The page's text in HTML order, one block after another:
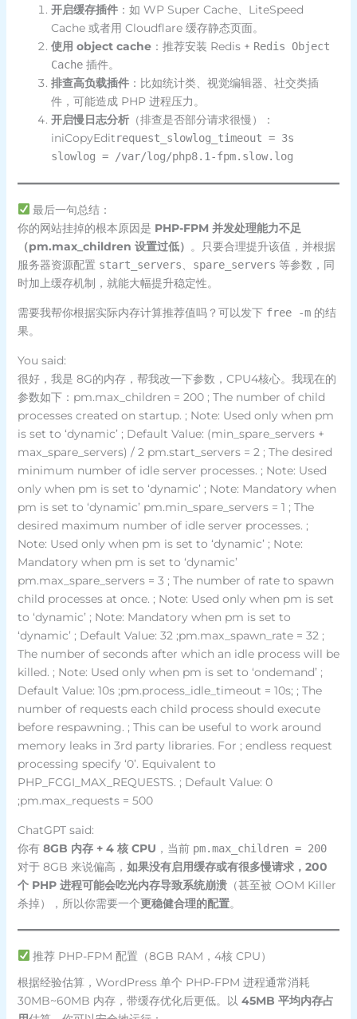
开启缓存插件：如 WP Super Cache、LiteSpeed
Cache 或者用 Cloudflare 缓存静态页面。
使用 object cache：推荐安装 Redis + Redis Object
Cache插件。
排查高负载插件：比如统计类、视觉编辑器、社交类插
件，可能造成 PHP 进程压力。
开启慢日志分析（排查是否部分请求很慢）：
iniCopyEditrequest_slowlog_timeout = 3s
slowlog = /var/log/php8.1-fpm.slow.log
最后一句总结：
你的网站挂掉的根本原因是 PHP-FPM 并发处理能力不足
（pm.max_children 设置过低） 。只要合理提升该值，并根据
服务器资源配置 start_servers、 spare_servers 等参数，同
时加上缓存机制，就能大幅提升稳定性。
需要我帮你根据实际内存计算推荐值吗？可以发下 free -m的结
果。
You said:
很好，我是 8G的内存，帮我改一下参数，CPU4核心。我现在的
参数如下：pm.max_children = 200 ; The number of child
processes created on startup. ; Note: Used only when pm
is set to ‘dynamic’ ; Default Value: (min_spare_servers +
max_spare_servers) / 2 pm.start_servers = 2 ; The desired
minimum number of idle server processes. ; Note: Used
only when pm is set to ‘dynamic’ ; Note: Mandatory when
pm is set to ‘dynamic’ pm.min_spare_servers = 1 ; The
desired maximum number of idle server processes. ;
Note: Used only when pm is set to ‘dynamic’ ; Note:
Mandatory when pm is set to ‘dynamic’
pm.max_spare_servers = 3 ; The number of rate to spawn
child processes at once. ; Note: Used only when pm is set
to ‘dynamic’ ; Note: Mandatory when pm is set to
‘dynamic’ ; Default Value: 32 ;pm.max_spawn_rate = 32 ;
The number of seconds after which an idle process will be
killed. ; Note: Used only when pm is set to ‘ondemand’ ;
Default Value: 10s ;pm.process_idle_timeout = 10s; ; The
number of requests each child process should execute
before respawning. ; This can be useful to work around
memory leaks in 3rd party libraries. For ; endless request
processing specify ‘0’. Equivalent to
PHP_FCGI_MAX_REQUESTS. ; Default Value: 0
;pm.max_requests = 500
ChatGPT said:
你有 8GB 内存 + 4 核 CPU ，当前 pm.max_children = 200
对于 8GB 来说偏高， 如果没有启用缓存或有很多慢请求，200
个 PHP 进程可能会吃光内存导致系统崩溃（甚至被 OOM Killer
杀掉），所以你需要一个更稳健合理的配置。
推荐 PHP-FPM 配置（8GB RAM，4核 CPU）
根据经验估算，WordPress 单个 PHP-FPM 进程通常消耗
30MB~60MB 内存，带缓存优化后更低。以 45MB 平均内存占